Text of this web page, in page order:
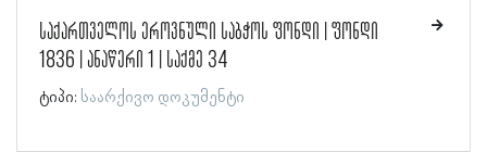
საქართველოს ეროვნული საბჭოს ფონდი | ფონდი
1836 | ანაწერი 1 | საქმე 34
ტიპი: საარქივო დოკუმენტი